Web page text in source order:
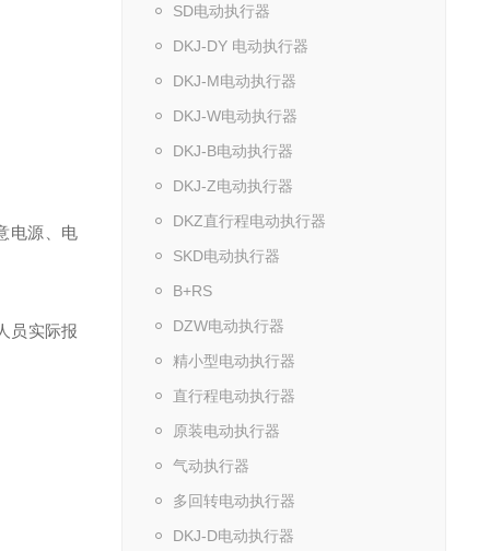
SD电动执行器
DKJ-DY 电动执行器
DKJ-M电动执行器
DKJ-W电动执行器
DKJ-B电动执行器
DKJ-Z电动执行器
DKZ直行程电动执行器
SKD电动执行器
B+RS
DZW电动执行器
精小型电动执行器
直行程电动执行器
原装电动执行器
气动执行器
多回转电动执行器
DKJ-D电动执行器
电源、电
员实际报